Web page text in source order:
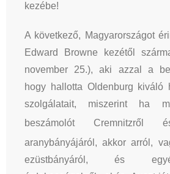
kezébe!
A következő, Magyarországot
Edward Browne kezétől
november 25.), aki azzal a
hogy hallotta Oldenburg kiváló
szolgálatait, miszerint ha
beszámolót Cremnitzről
aranybányájáról, akkor arról,
ezüstbányáról, és